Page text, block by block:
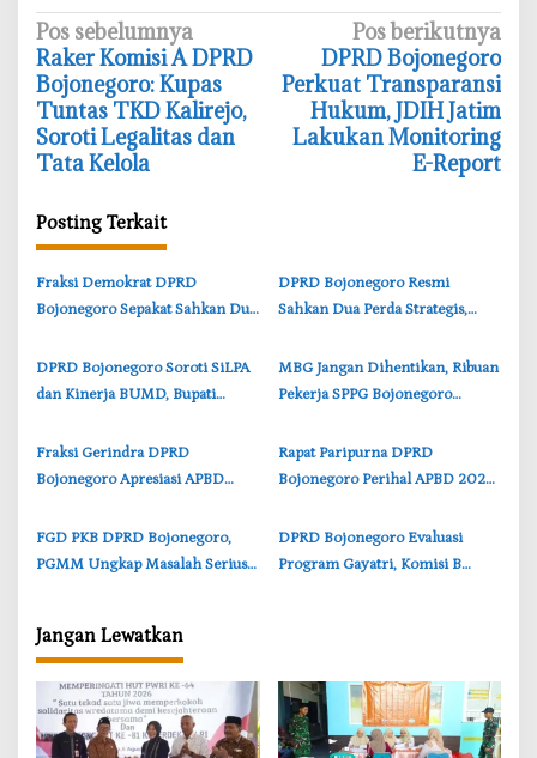
N
a
v
i
g
s
i
p
s
Pos sebelumnya
‎Raker Komisi A DPRD
Bojonegoro: Kupas
Tuntas TKD Kalirejo,
Soroti Legalitas dan
Tata Kelola
Pos berikutnya
‎DPRD Bojonegoro
Perkuat Transparansi
Hukum, JDIH Jatim
Lakukan Monitoring
E-Report
Posting Terkait
‎Fraksi Demokrat DPRD
Bojonegoro Sepakat Sahkan Dua
Rekomendasinya
‎DPRD Bojonegoro Resmi
Sahkan Dua Perda Strategis,
Pariwisata
‎DPRD Bojonegoro Soroti SiLPA
dan Kinerja BUMD, Bupati
‎MBG Jangan Dihentikan, Ribuan
Pekerja SPPG Bojonegoro
‎Fraksi Gerindra DPRD
Bojonegoro Apresiasi APBD
Efektivitas Belanja Daerah
‎Rapat Paripurna DPRD
Bojonegoro Perihal APBD 2025,
Pertanggungjawaban
‎FGD PKB DPRD Bojonegoro,
PGMM Ungkap Masalah Serius
‎DPRD Bojonegoro Evaluasi
Program Gayatri, Komisi B
Jangan Lewatkan